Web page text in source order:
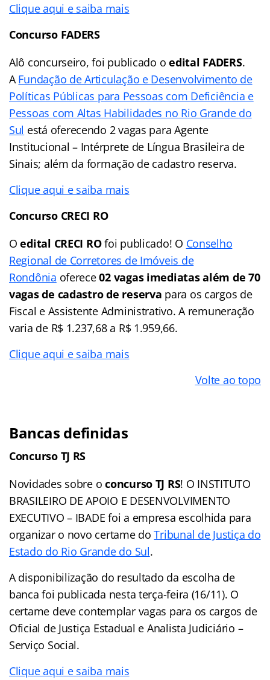
Clique aqui e saiba mais
Concurso FADERS
Alô concurseiro, foi publicado oedital FADERS.
AFundação de Articulação e Desenvolvimento de
Políticas Públicas para Pessoas com Deficiência e
Pessoas com Altas Habilidades no Rio Grande do
Sul está oferecendo 2 vagas para Agente
Institucional – Intérprete de Língua Brasileira de
Sinais; além da formação de cadastro reserva.
Clique aqui e saiba mais
Concurso CRECI RO
Oedital CRECI ROfoi publicado! O Conselho
Regional de Corretores de Imóveis de
Rondônia oferece02 vagas imediatas além de 70
vagas de cadastro de reserva para os cargos de
Fiscal e Assistente Administrativo. A remuneração
varia de R$ 1.237,68 a R$ 1.959,66.
Clique aqui e saiba mais
Volte ao topo
Bancas definidas
Concurso TJ RS
Novidades sobre oconcurso TJ RS! O INSTITUTO
BRASILEIRO DE APOIO E DESENVOLVIMENTO
EXECUTIVO – IBADE foi a empresa escolhida para
organizar o novo certame doTribunal de Justiça do
Estado do Rio Grande do Sul.
A disponibilização do resultado da escolha de
banca foi publicada nesta terça-feira (16/11). O
certame deve contemplar vagas para os cargos de
Oficial de Justiça Estadual e Analista Judiciário –
Serviço Social.
Clique aqui e saiba mais